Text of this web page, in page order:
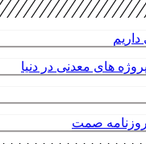
های معدنی در دنیا
صمت